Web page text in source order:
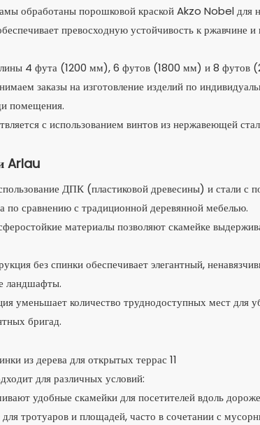
обработаны порошковой краской Akzo Nobel для
превосходную устойчивость к ржавчине и
4 фута (1200 мм), 6 футов (1800 мм) и 8 футов
заказы на изготовление изделий по
помещения.
с использованием винтов из нержавеющей
Arlau
ДПК (пластиковой древесины) и стали с
по сравнению с традиционной деревянной мебелью.
материалы позволяют скамейке
без спинки обеспечивает элегантный,
ландшафты.
уменьшает количество труднодоступных мест для
бригад.
для различных условий:
удобные скамейки для посетителей вдоль
тротуаров и площадей, часто в сочетании с